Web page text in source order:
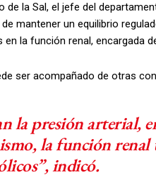
la Sal, el jefe del
mantener un equilibrio
la función renal, encargada
ser acompañado de otras
la presión arterial,
la función
indicó.